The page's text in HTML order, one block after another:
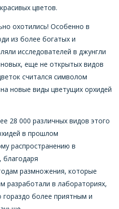
цветов.
охотились! Особенно в
из более богатых и
исследователей в джунгли
еще не открытых видов
считался символом
новые виды цветущих орхидей
28 000 различных видов этого
в прошлом
распространению в
благодаря
размножения, которые
разработали в лабораториях,
гораздо более приятным и